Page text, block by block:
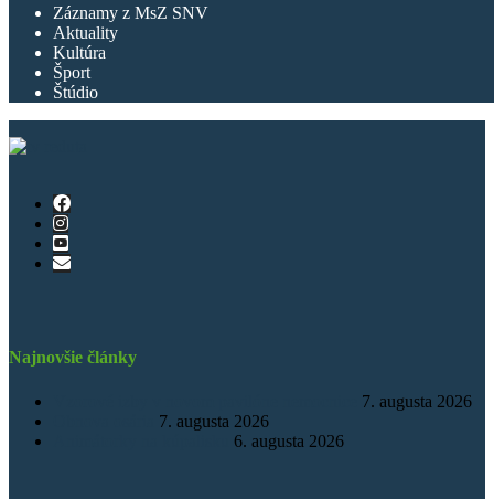
Záznamy z MsZ SNV
Aktuality
Kultúra
Šport
Štúdio
Najnovšie články
7. augusta 2026
7. augusta 2026
6. augusta 2026